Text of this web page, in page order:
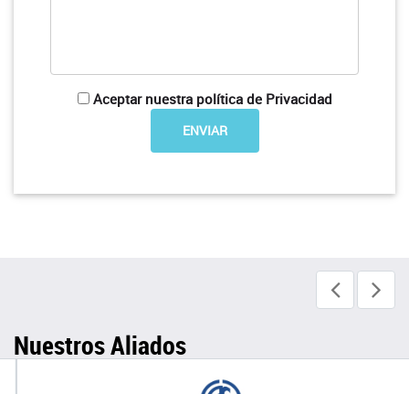
Aceptar nuestra política de Privacidad
Nuestros Aliados